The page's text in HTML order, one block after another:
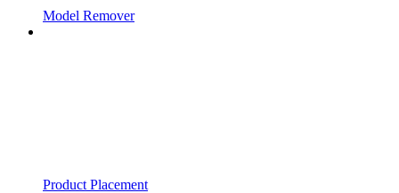
Model Remover
Product Placement